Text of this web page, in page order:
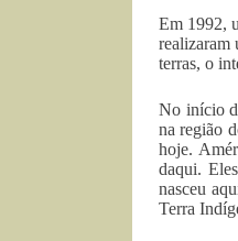
Em 1992,
realizaram
terras, o
No início
na região
hoje.
daqui.
nasceu
Terra